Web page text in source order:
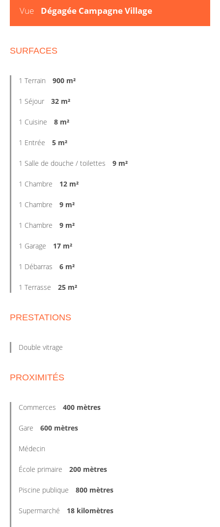
Vue
Dégagée Campagne Village
SURFACES
1 Terrain 900 m²
1 Séjour 32 m²
1 Cuisine 8 m²
1 Entrée 5 m²
1 Salle de douche / toilettes 9 m²
1 Chambre 12 m²
1 Chambre 9 m²
1 Chambre 9 m²
1 Garage 17 m²
1 Débarras 6 m²
1 Terrasse 25 m²
PRESTATIONS
Double vitrage
PROXIMITÉS
Commerces 400 mètres
Gare 600 mètres
Médecin
École primaire 200 mètres
Piscine publique 800 mètres
Supermarché 18 kilomètres